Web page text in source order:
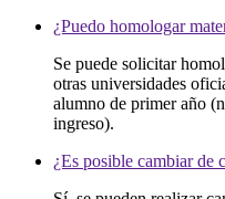
¿Puedo homologar
Se puede solicitar
otras universidades
alumno de primer año
ingreso).
¿Es posible cambiar de